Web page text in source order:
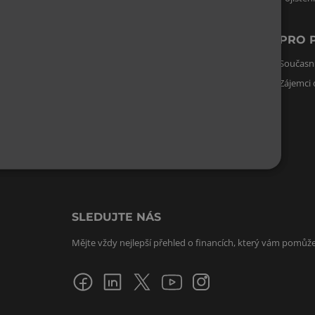
PRO
SLEDUJTE NÁS
Mějte vždy nejlepší přehled o financích, který vám